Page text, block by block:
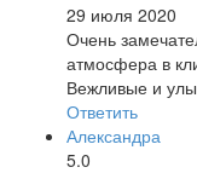
29 июля 2020
Очень
атмосфера в
Вежливые и
Ответить
Александра
5.0